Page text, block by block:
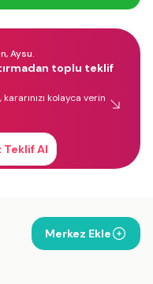
Aysu.
toplu teklif
kararınızı kolayca verin
Al
Merkez Ekle